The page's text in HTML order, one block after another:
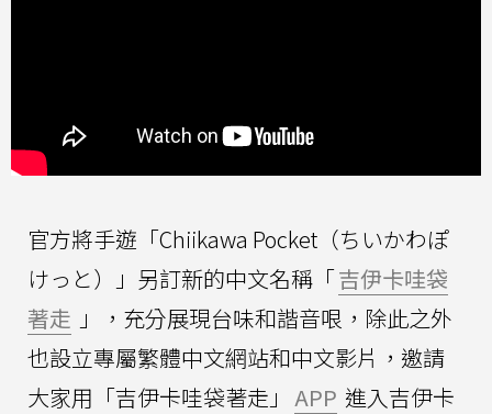
官方將手遊「Chiikawa Pocket（ちいかわぽ
けっと）」另訂新的中文名稱「吉伊卡哇袋
著走 」，充分展現台味和諧音哏，除此之外
也設立專屬繁體中文網站和中文影片，邀請
大家用「吉伊卡哇袋著走」 APP 進入吉伊卡